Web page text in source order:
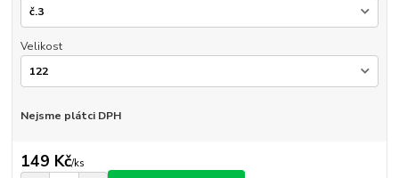
Velikost
Nejsme plátci DPH
149 Kč/ks